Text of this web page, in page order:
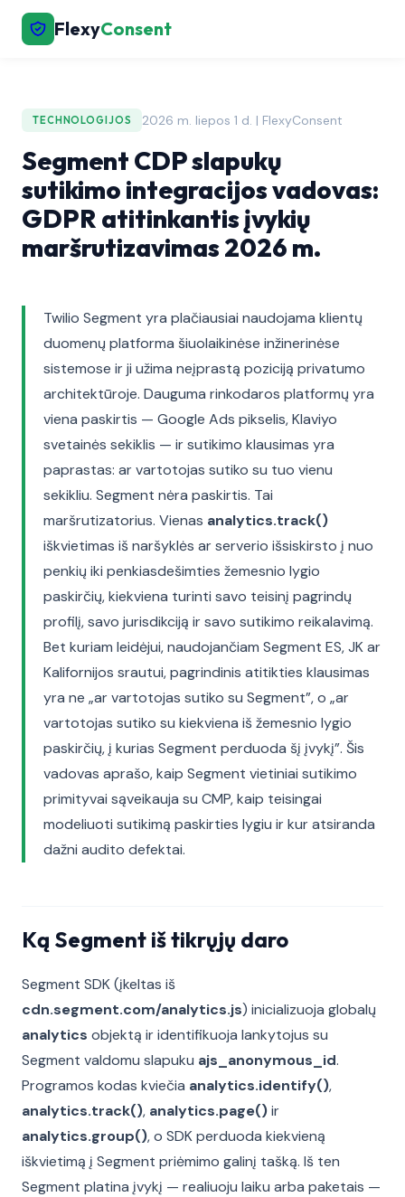
FlexyConsent
TECHNOLOGIJOS 2026 m. liepos 1 d. | FlexyConsent
Segment CDP slapukų
sutikimo integracijos vadovas:
GDPR atitinkantis įvykių
maršrutizavimas 2026 m.
Twilio Segment yra plačiausiai naudojama klientų
duomenų platforma šiuolaikinėse inžinerinėse
sistemose ir ji užima neįprastą poziciją privatumo
architektūroje. Dauguma rinkodaros platformų yra
viena paskirtis — Google Ads pikselis, Klaviyo
svetainės sekiklis — ir sutikimo klausimas yra
paprastas: ar vartotojas sutiko su tuo vienu
sekikliu. Segment nėra paskirtis. Tai
maršrutizatorius. Vienas analytics.track()
iškvietimas iš naršyklės ar serverio išsiskirsto į nuo
penkių iki penkiasdešimties žemesnio lygio
paskirčių, kiekviena turinti savo teisinį pagrindų
profilį, savo jurisdikciją ir savo sutikimo reikalavimą.
Bet kuriam leidėjui, naudojančiam Segment ES, JK ar
Kalifornijos srautui, pagrindinis atitikties klausimas
yra ne „ar vartotojas sutiko su Segment”, o „ar
vartotojas sutiko su kiekviena iš žemesnio lygio
paskirčių, į kurias Segment perduoda šį įvykį”. Šis
vadovas aprašo, kaip Segment vietiniai sutikimo
primityvai sąveikauja su CMP, kaip teisingai
modeliuoti sutikimą paskirties lygiu ir kur atsiranda
dažni audito defektai.
Ką Segment iš tikrųjų daro
Segment SDK (įkeltas iš
cdn.segment.com/analytics.js) inicializuoja globalų
analytics objektą ir identifikuoja lankytojus su
Segment valdomu slapuku ajs_anonymous_id.
Programos kodas kviečia analytics.identify(),
analytics.track(), analytics.page()ir
analytics.group(), o SDK perduoda kiekvieną
iškvietimą į Segment priėmimo galinį tašką. Iš ten
Segment platina įvykį — realiuoju laiku arba paketais —